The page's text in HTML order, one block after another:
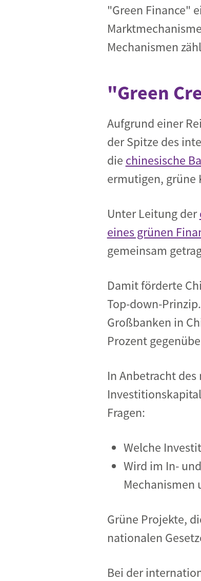
"Green Finance"
Mechanismen
"Green
Aufgrund einer
der Spitze des
die chinesische
ermutigen, grüne
Unter Leitung der
eines grünen
gemeinsam
Damit förderte
Top-down-
Großbanken in
Prozent
In Anbetracht
Fragen:
Welche
Wird im In-
Mechanismen
Grüne Projekte,
nationalen
Bei der